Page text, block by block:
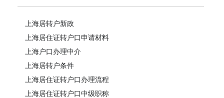
上海居转户新政
上海居住证转户口申请材料
上海户口办理中介
上海居转户条件
上海居住证转户口办理流程
上海居住证转户口中级职称